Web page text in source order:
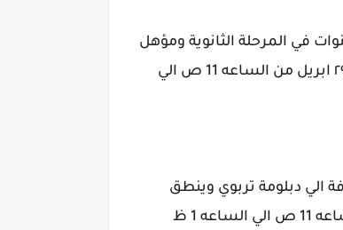
في المرحلة الثانوية ومؤهل
تربوي في التخصص او مؤهل في التخصص بالاضافه الي دبلومه تربوي والسن لا يزيد عن 45 سنه والمقابلة الاحد ٢٩ ابريل من الساعه 11 ص الي
دبلومة تربوي وينطق